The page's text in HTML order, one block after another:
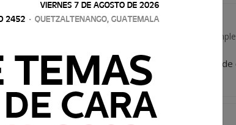
de Seguridad Turística (DISETUR) luego de
División de Seguridad Turística (DISETUR) luego